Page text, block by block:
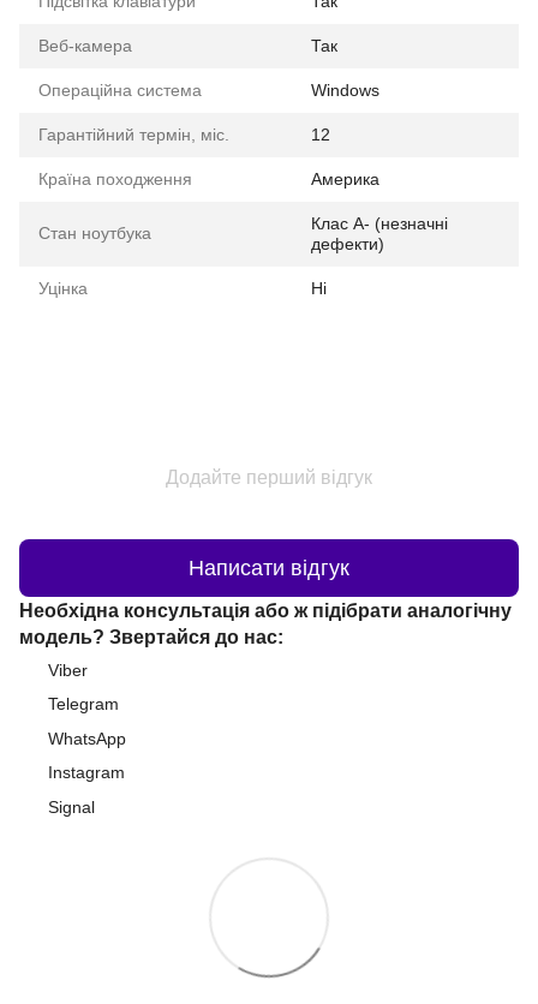
Веб-камера Так
Операційна система Windows
Гарантійний термін, міс. 12
Країна походження Америка
Стан ноутбука
Клас A- (незначні
дефекти)
Уцінка Ні
Додайте перший відгук
Написати відгук
Необхідна консультація або ж підібрати аналогічну
модель? Звертайся до нас:
Viber
Telegram
WhatsApp
Instagram
Signal